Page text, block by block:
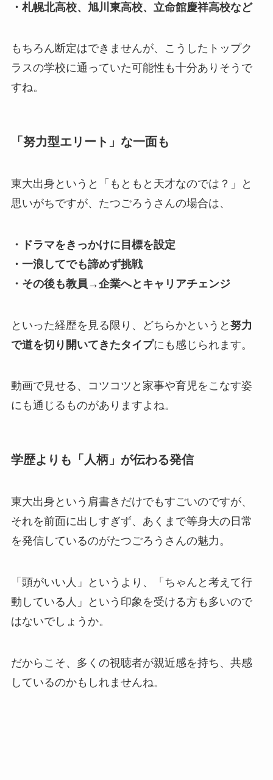
・札幌北高校、旭川東高校、立命館慶祥高校など
もちろん断定はできませんが、こうしたトップク
ラスの学校に通っていた可能性も十分ありそうで
すね。
「努力型エリート」な一面も
東大出身というと「もともと天才なのでは？」と
思いがちですが、たつごろうさんの場合は、
・ドラマをきっかけに目標を設定
・一浪してでも諦めず挑戦
・その後も教員→企業へとキャリアチェンジ
といった経歴を見る限り、どちらかというと努力
で道を切り開いてきたタイプにも感じられます。
動画で見せる、コツコツと家事や育児をこなす姿
にも通じるものがありますよね。
学歴よりも「人柄」が伝わる発信
東大出身という肩書きだけでもすごいのですが、
それを前面に出しすぎず、あくまで等身大の日常
を発信しているのがたつごろうさんの魅力。
「頭がいい人」というより、「ちゃんと考えて行
動している人」という印象を受ける方も多いので
はないでしょうか。
だからこそ、多くの視聴者が親近感を持ち、共感
しているのかもしれませんね。